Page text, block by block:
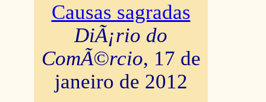
Causas sagradas
DiÃ¡rio do
ComÃ©rcio, 17 de
janeiro de 2012